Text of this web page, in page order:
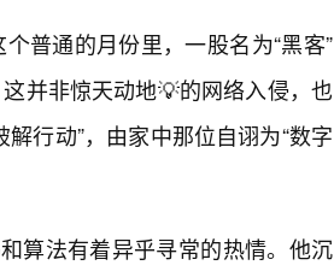
普通的月份里，一股名为“黑客”
并非惊天动地💡的网络入侵，也
行动”，由家中那位自诩为“数字
算法有着异乎寻常的热情。他沉